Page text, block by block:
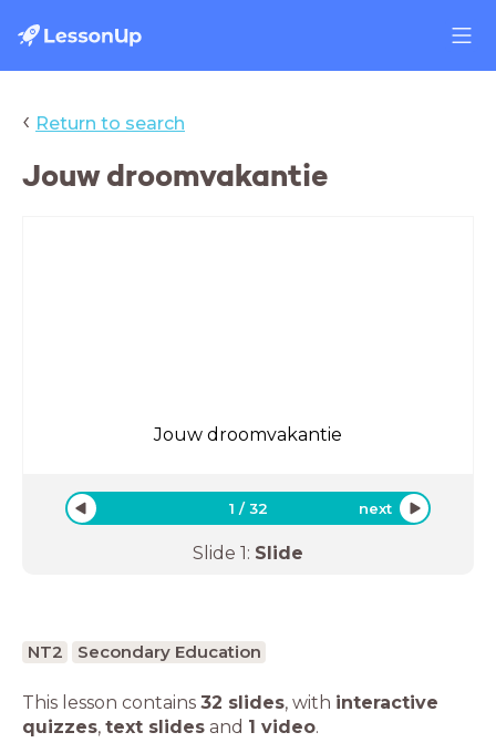
‹ Return to search
Jouw droomvakantie
Jouw droomvakantie
1 /32 next
Slide 1: Slide
NT2 Secondary Education
This lesson contains 32 slides, with interactive
quizzes, text slides and 1 video.